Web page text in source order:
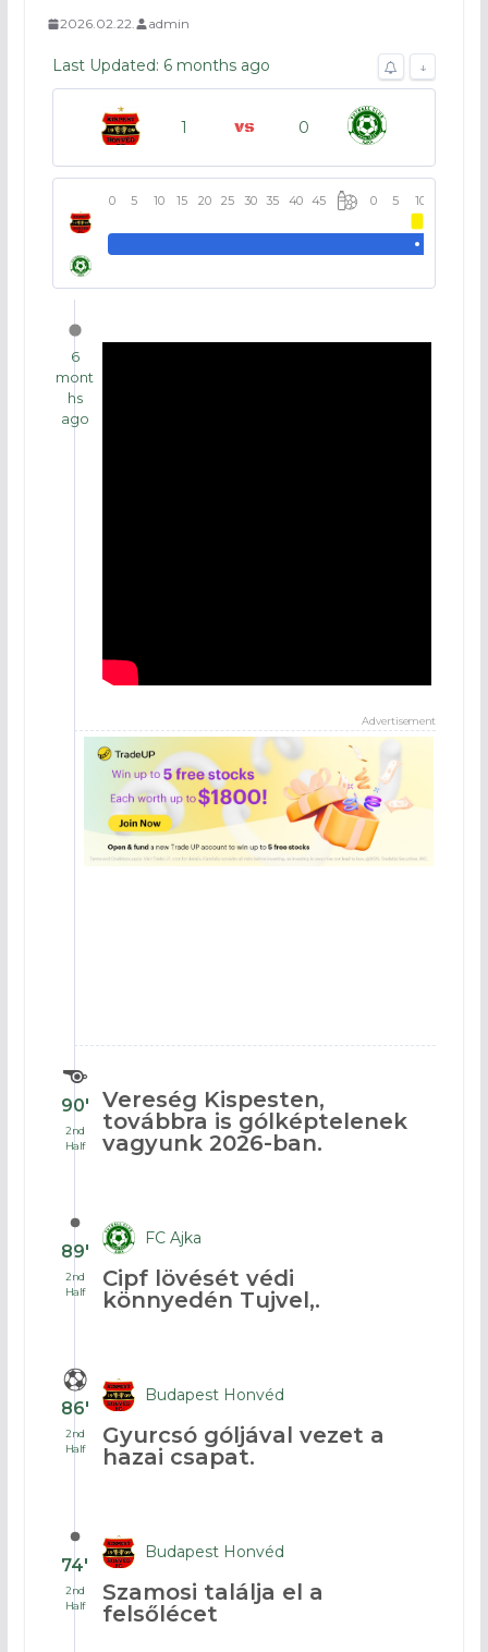
2026.02.22. admin
Last Updated: 6 months ago ↓
1 0
0 5 10 15 20 25 30 35 40 45 0 5 10
6
mont
hs
ago
Advertisement
90′
2nd
Half
Vereség Kispesten,
továbbra is gólképtelenek
vagyunk 2026-ban.
89′
2nd
Half
FC Ajka
Cipf lövését védi
könnyedén Tujvel,.
86′
2nd
Half
Budapest Honvéd
Gyurcsó góljával vezet a
hazai csapat.
74′
2nd
Half
Budapest Honvéd
Szamosi találja el a
felsőlécet